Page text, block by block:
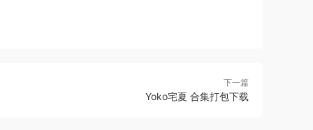
下一篇
Yoko宅夏 合集打包下载